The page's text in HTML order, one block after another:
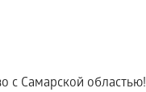
с Самарской областью!